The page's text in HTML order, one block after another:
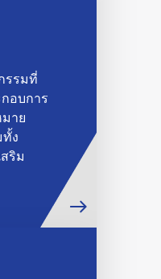
รรมที่
อบการ
าย
ทั้ง
ริม